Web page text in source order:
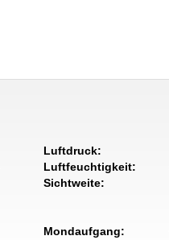
Luftdruck:
Luftfeuchtigkeit:
Sichtweite:
Mondaufgang: